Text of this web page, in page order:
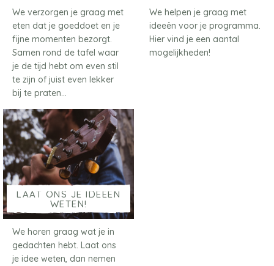
We verzorgen je graag met
eten dat je goeddoet en je
fijne momenten bezorgt.
Samen rond de tafel waar
je de tijd hebt om even stil
te zijn of juist even lekker
bij te praten…
We helpen je graag met
ideeën voor je programma.
Hier vind je een aantal
mogelijkheden!
LAAT ONS JE IDEEËN
WETEN!
We horen graag wat je in
gedachten hebt. Laat ons
je idee weten, dan nemen